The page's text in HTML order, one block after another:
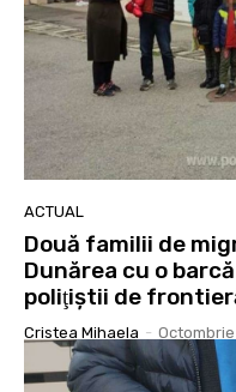
ACTUAL
Două familii de
Dunărea cu o
poliţiştii de
Cristea Mihaela - Octombrie